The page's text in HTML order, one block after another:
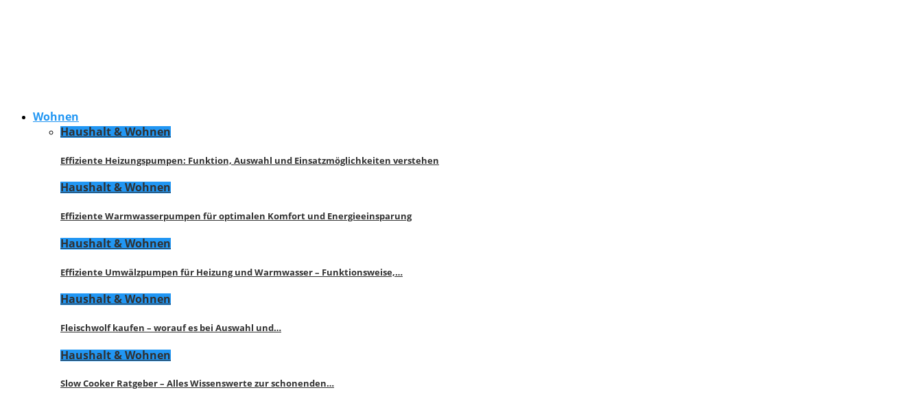
Wohnen
Haushalt & Wohnen
Effiziente Heizungspumpen: Funktion, Auswahl und Einsatzmöglichkeiten verstehen
Haushalt & Wohnen
Effiziente Warmwasserpumpen für optimalen Komfort und Energieeinsparung
Haushalt & Wohnen
Effiziente Umwälzpumpen für Heizung und Warmwasser – Funktionsweise,…
Haushalt & Wohnen
Fleischwolf kaufen – worauf es bei Auswahl und…
Haushalt & Wohnen
Slow Cooker Ratgeber – Alles Wissenswerte zur schonenden…